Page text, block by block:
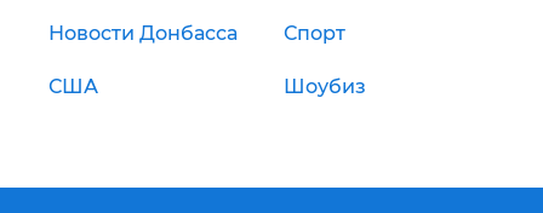
Новости Донбасса Спорт
США Шоубиз